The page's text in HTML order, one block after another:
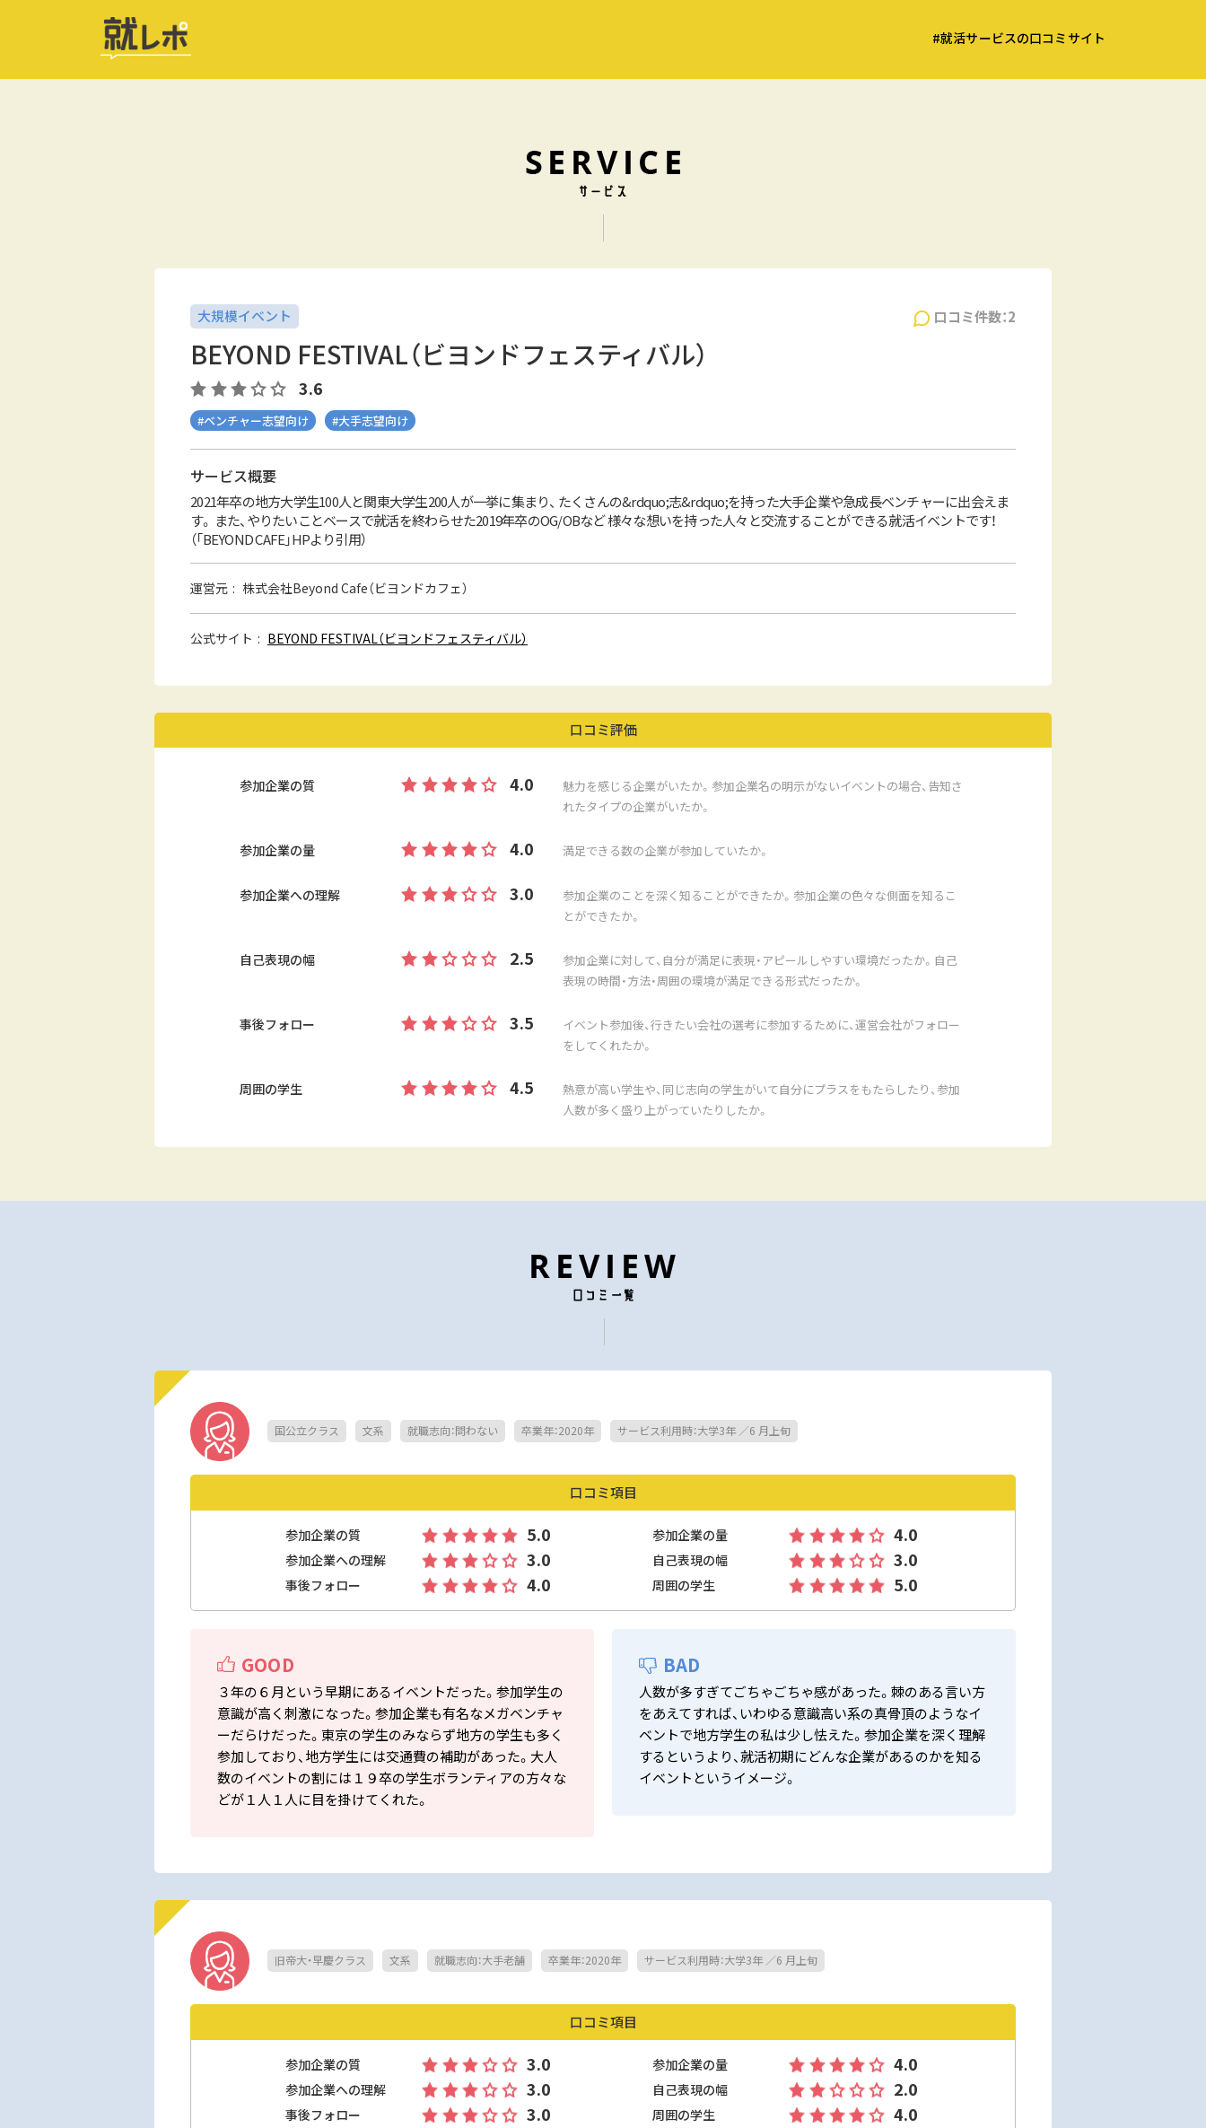
#就活サービスの口コミサイト
口コミ件数：2
大規模イベント
BEYOND FESTIVAL（ビヨンドフェスティバル）
3.6
#ベンチャー志望向け #大手志望向け
サービス概要
2021年卒の地方大学生100人と関東大学生200人が一挙に集まり、 たくさんの&rdquo;志&rdquo;を持った大手企業や急成長ベンチャーに出会えま
す。 また、やりたいことベースで就活を終わらせた2019年卒のOG/OBなど 様々な想いを持った人々と交流することができる就活イベントです！
（「BEYOND CAFE」HPより引用）
運営元 株式会社Beyond Cafe（ビヨンドカフェ）
公式サイト BEYOND FESTIVAL（ビヨンドフェスティバル）
口コミ評価
参加企業の質 4.0
魅力を感じる企業がいたか。参加企業名の明示がないイベントの場合、告知さ
れたタイプの企業がいたか。
参加企業の量 4.0 満足できる数の企業が参加していたか。
参加企業への理解 3.0
参加企業のことを深く知ることができたか。参加企業の色々な側面を知るこ
とができたか。
自己表現の幅 2.5
参加企業に対して、自分が満足に表現・アピールしやすい環境だったか。自己
表現の時間・方法・周囲の環境が満足できる形式だったか。
事後フォロー 3.5
イベント参加後、行きたい会社の選考に参加するために、運営会社がフォロー
をしてくれたか。
周囲の学生 4.5
熱意が高い学生や、同じ志向の学生がいて自分にプラスをもたらしたり、参加
人数が多く盛り上がっていたりしたか。
国公立クラス 文系 就職志向：問わない 卒業年：2020年 サービス利用時：大学3年 ／6 月上旬
口コミ項目
参加企業の質 5.0 参加企業の量 4.0
参加企業への理解 3.0 自己表現の幅 3.0
事後フォロー 4.0 周囲の学生 5.0
GOOD
３年の６月という早期にあるイベントだった。参加学生の
意識が高く刺激になった。参加企業も有名なメガベンチャ
ーだらけだった。東京の学生のみならず地方の学生も多く
参加しており、地方学生には交通費の補助があった。大人
数のイベントの割には１９卒の学生ボランティアの方々な
どが１人１人に目を掛けてくれた。
BAD
人数が多すぎてごちゃごちゃ感があった。棘のある言い方
をあえてすれば、いわゆる意識高い系の真骨頂のようなイ
ベントで地方学生の私は少し怯えた。参加企業を深く理解
するというより、就活初期にどんな企業があるのかを知る
イベントというイメージ。
旧帝大・早慶クラス 文系 就職志向：大手老舗 卒業年：2020年 サービス利用時：大学3年 ／6 月上旬
口コミ項目
参加企業の質 3.0 参加企業の量 4.0
参加企業への理解 3.0 自己表現の幅 2.0
事後フォロー 3.0 周囲の学生 4.0